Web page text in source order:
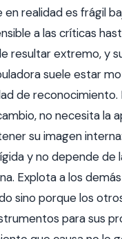
realidad es frágil
a las críticas
resultar extremo, y
suele estar
de reconocimiento.
no necesita la
su imagen
y no depende de
Explota a los
sino porque los
para sus